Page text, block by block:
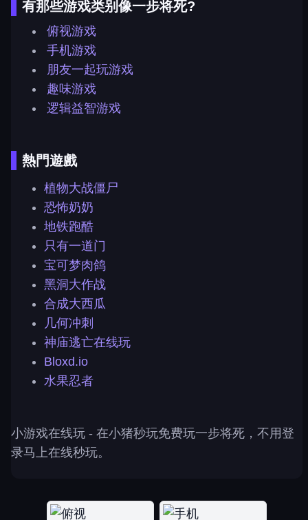
有那些游戏类别像一步将死?
俯视游戏
手机游戏
朋友一起玩游戏
趣味游戏
逻辑益智游戏
熱門遊戲
植物大战僵尸
恐怖奶奶
地铁跑酷
只有一道门
宝可梦肉鸽
黑洞大作战
合成大西瓜
几何冲刺
神庙逃亡在线玩
Bloxd.io
水果忍者
小游戏在线玩 - 在小猪秒玩免费玩一步将死，不用登
录马上在线秒玩。